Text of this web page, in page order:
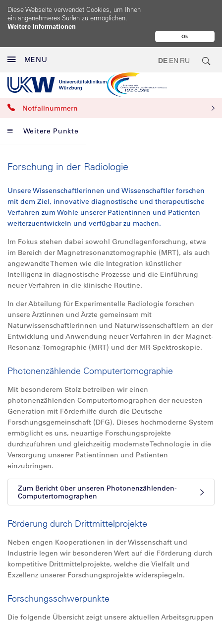
Ok
Diese Webseite verwendet Cookies, um Ihnen
ein angenehmeres Surfen zu ermöglichen.
Weitere Informationen
MENU DE EN RU
Notfallnummern
Weitere Punkte
Forschung in der Radiologie
Unsere Wissenschaftlerinnen und Wissenschaftler forschen
mit dem Ziel, innovative diagnostische und therapeutische
Verfahren zum Wohle unserer Patientinnen und Patienten
weiterzuentwickeln und verfügbar zu machen.
Im Fokus stehen dabei sowohl Grundlagenforschung, etwa
im Bereich der Magnetresonanztomographie (MRT), als auch
angewandte Themen wie die Integration künstlicher
Intelligenz in diagnostische Prozesse und die Einführung
neuer Verfahren in die klinische Routine.
In der Abteilung für Experimentelle Radiologie forschen
unsere Ärztinnen und Ärzte gemeinsam mit
Naturwissenschaftlerinnen und Naturwissenschaftlern an der
Entwicklung und Anwendung neuer Verfahren in der Magnet-
Resonanz-Tomographie (MRT) und der MR-Spektroskopie.
Photonenzählende Computertomographie
Mit besonderem Stolz betreiben wir einen
photonenzählenden Computertomographen der neuesten
Generation mit Förderhilfe durch die Deutsche
Forschungsgemeinschaft (DFG). Dieses hochmoderne System
ermöglicht es uns, neuartige Forschungsprojekte
durchzuführen und gleichzeitig modernste Technologie in die
Versorgung unserer Patientinnen und Patienten
einzubringen.
Zum Bericht über unseren Photonenzählenden-
Computertomographen
Förderung durch Drittmittelprojekte
Neben engen Kooperationen in der Wissenschaft und
Industrie legen wir besonderen Wert auf die Förderung durch
kompetitive Drittmittelprojekte, welche die Vielfalt und
Exzellenz unserer Forschungsprojekte widerspiegeln.
Forschungsschwerpunkte
Die folgende Übersicht zeigt unsere aktuellen Arbeitsgruppen